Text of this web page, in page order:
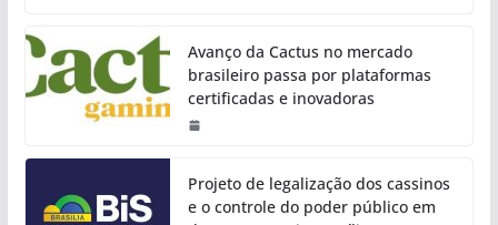
Avanço da Cactus no mercado
brasileiro passa por plataformas
certificadas e inovadoras
Projeto de legalização dos cassinos
e o controle do poder público em